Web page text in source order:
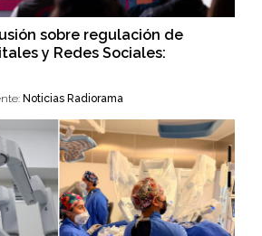
sobre regulación de
y Redes Sociales:
Noticias Radiorama